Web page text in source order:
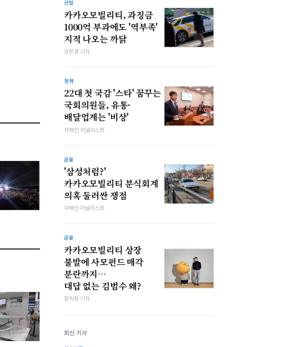
산업
카카오모빌리티, 과징금
1000억 부과에도 '역부족'
지적 나오는 까닭
강은경 기자
정책
22대 첫 국감 '스타' 꿈꾸는
국회의원들, 유통·
배달업계는 '비상'
차해인 저널리스트
금융
'삼성처럼?'
카카오모빌리티 분식회계
의혹 둘러싼 쟁점
차해인 저널리스트
금융
카카오모빌리티 상장
불발에 사모펀드 매각
분란까지…
대답 없는 김범수 왜?
장익창 기자
최신 기사